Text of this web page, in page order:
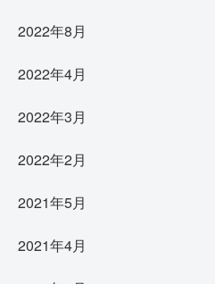
2022年8月
2022年4月
2022年3月
2022年2月
2021年5月
2021年4月